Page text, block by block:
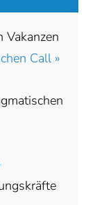
Vakanzen
Call »